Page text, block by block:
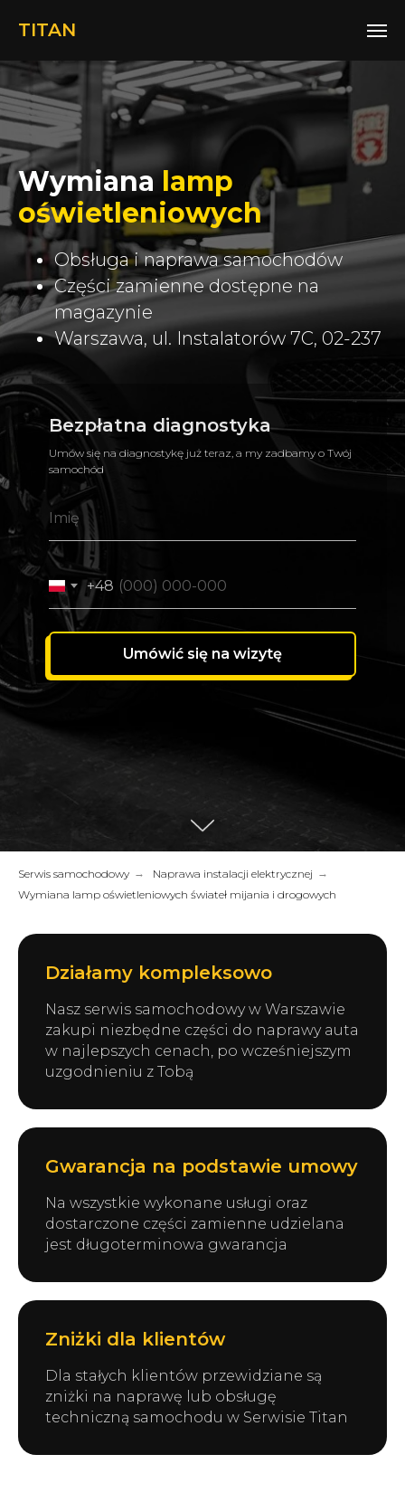
TITAN
Wymiana lamp
oświetleniowych
Obsługa i naprawa samochodów
Części zamienne dostępne na
magazynie
Warszawa, ul. Instalatorów 7C, 02-237
Bezpłatna diagnostyka
Umów się na diagnostykę już teraz, a my zadbamy o Twój
samochód
+48
Umówić się na wizytę
Serwis samochodowy → Naprawa instalacji elektrycznej →
Wymiana lamp oświetleniowych świateł mijania i drogowych
Działamy kompleksowo
Nasz serwis samochodowy w Warszawie
zakupi niezbędne części do naprawy auta
w najlepszych cenach, po wcześniejszym
uzgodnieniu z Tobą
Gwarancja na podstawie umowy
Na wszystkie wykonane usługi oraz
dostarczone części zamienne udzielana
jest długoterminowa gwarancja
Zniżki dla klientów
Dla stałych klientów przewidziane są
zniżki na naprawę lub obsługę
techniczną samochodu w Serwisie Titan